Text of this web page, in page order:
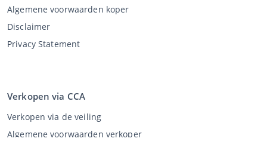
Algemene voorwaarden koper
Disclaimer
Privacy Statement
Verkopen via CCA
Verkopen via de veiling
Algemene voorwaarden verkoper